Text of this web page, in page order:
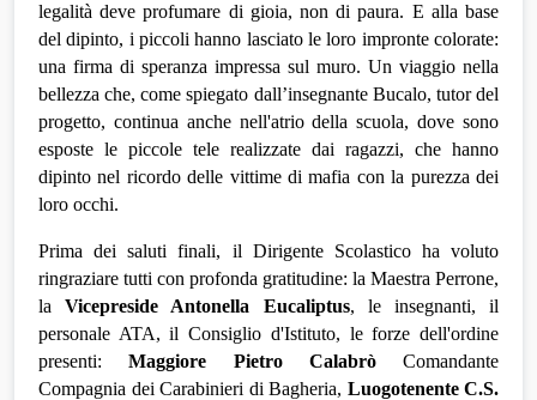
legalità deve profumare di gioia, non di paura. E alla base
del dipinto, i piccoli hanno lasciato le loro impronte colorate:
una firma di speranza impressa sul muro. Un viaggio nella
bellezza che, come spiegato dall’insegnante Bucalo, tutor del
progetto, continua anche nell'atrio della scuola, dove sono
esposte le piccole tele realizzate dai ragazzi, che hanno
dipinto nel ricordo delle vittime di mafia con la purezza dei
loro occhi.
Prima dei saluti finali, il Dirigente Scolastico ha voluto
ringraziare tutti con profonda gratitudine: la Maestra Perrone,
la Vicepreside Antonella Eucaliptus, le insegnanti, il
personale ATA, il Consiglio d'Istituto, le forze dell'ordine
presenti: Maggiore Pietro Calabrò Comandante
Compagnia dei Carabinieri di Bagheria, Luogotenente C.S.